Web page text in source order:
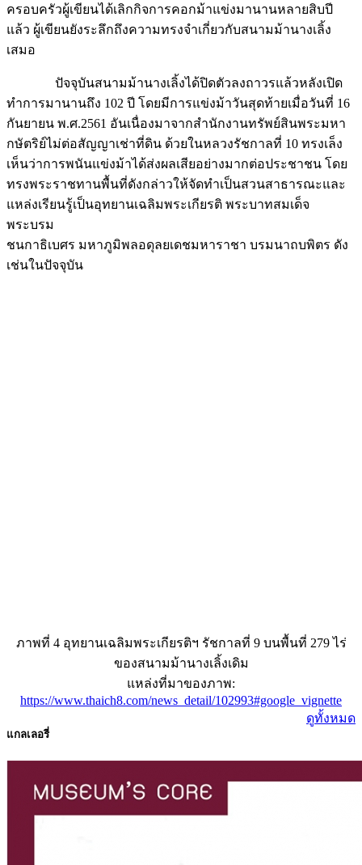
ครอบครัวผู้เขียนได้เลิกกิจการคอกม้าแข่งมานานหลายสิบปี
แล้ว ผู้เขียนยังระลึกถึงความทรงจำเกี่ยวกับสนามม้านางเลิ้ง
เสมอ
ปัจจุบันสนามม้านางเลิ้งได้ปิดตัวลงถาวรแล้วหลังเปิด
ทำการมานานถึง 102 ปี โดยมีการแข่งม้าวันสุดท้ายเมื่อวันที่ 16
กันยายน พ.ศ.2561 อันเนื่องมาจากสำนักงานทรัพย์สินพระมหา
กษัตริย์ไม่ต่อสัญญาเช่าที่ดิน ด้วยในหลวงรัชกาลที่ 10 ทรงเล็ง
เห็นว่าการพนันแข่งม้าได้ส่งผลเสียอย่างมากต่อประชาชน โดย
ทรงพระราชทานพื้นที่ดังกล่าวให้จัดทำเป็นสวนสาธารณะและ
แหล่งเรียนรู้เป็นอุทยานเฉลิมพระเกียรติ พระบาทสมเด็จ
พระบรม
ชนกาธิเบศร มหาภูมิพลอดุลยเดชมหาราชา บรมนาถบพิตร ดัง
เช่นในปัจจุบัน
ภาพที่ 4 อุทยานเฉลิมพระเกียรติฯ รัชกาลที่ 9 บนพื้นที่ 279 ไร่
ของสนามม้านางเลิ้งเดิม
แหล่งที่มาของภาพ:
https://www.thaich8.com/news_detail/102993#google_vignette
แกลเลอรี่
ดูทั้งหมด